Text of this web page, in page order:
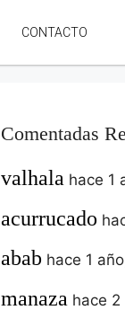
CONTACTO
Comentadas
valhala hace 1
acurrucado
abab hace 1
manaza hace 2